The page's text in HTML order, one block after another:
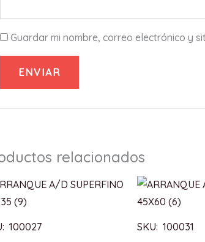
Guardar mi nombre, correo electrónico y
relacionados
100027 SKU: 100031